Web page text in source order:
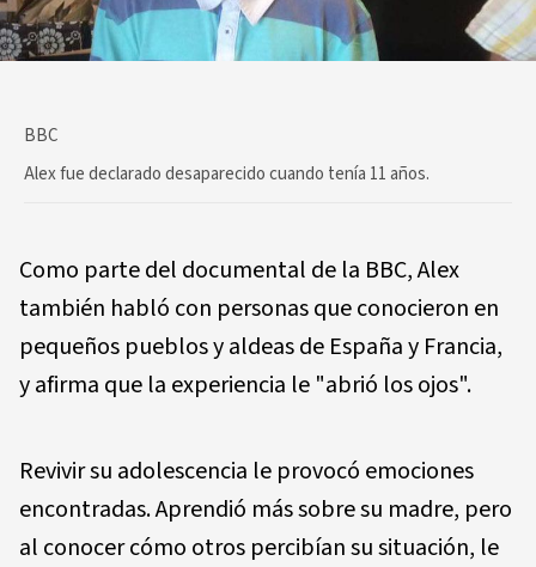
BBC
Alex fue declarado desaparecido cuando tenía 11 años.
Como parte del documental de la BBC, Alex
también habló con personas que conocieron en
pequeños pueblos y aldeas de España y Francia,
y afirma que la experiencia le "abrió los ojos".
Revivir su adolescencia le provocó emociones
encontradas. Aprendió más sobre su madre, pero
al conocer cómo otros percibían su situación, le